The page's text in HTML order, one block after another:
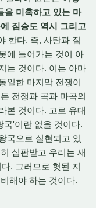
을 미혹하고 있는 마
짐승도 역시 그리고
한다. 즉, 사탄과 짐
에 들어가는 것이 아
는 것이다. 이는 아마
일한 마지막 전쟁이
전쟁과 곡과 마곡의
본 것이다. 고로 유대
국'이란 없을 것이다.
국으로 실현되고 있
심판받고 우리는 새
. 그러므로 헛된 지
해야 하는 것이다.